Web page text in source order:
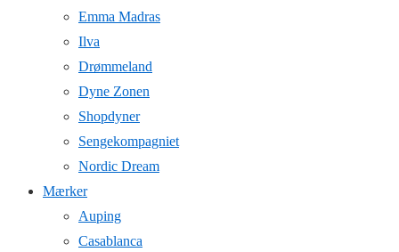
Emma Madras
Ilva
Drømmeland
Dyne Zonen
Shopdyner
Sengekompagniet
Nordic Dream
Mærker
Auping
Casablanca